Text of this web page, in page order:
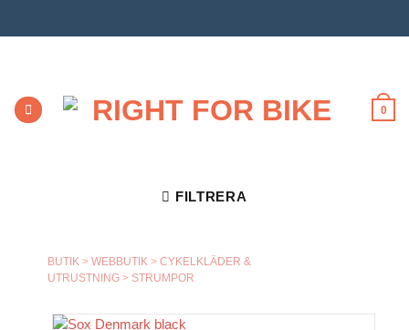
0
FILTRERA
BUTIK > WEBBUTIK > CYKELKLÄDER &
UTRUSTNING > STRUMPOR